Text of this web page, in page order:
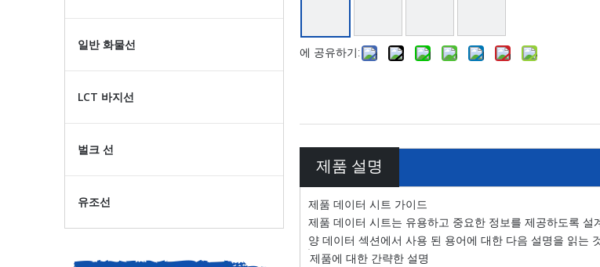
일반 화물선
LCT 바지선
벌크 선
유조선
에 공유하기:
제품 설명
제품 데이터 시트 가이드
제품 데이터 시트는 유용하고 중요한 정보를 제공하도록
양 데이터 섹션에서 사용 된 용어에 대한 다음 설명을 읽는
제품에 대한 간략한 설명